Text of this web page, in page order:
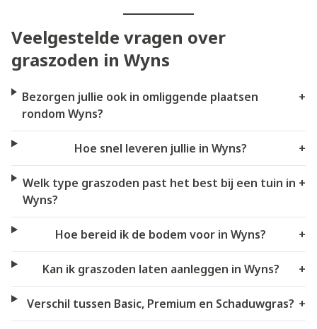
Veelgestelde vragen over
graszoden in Wyns
Bezorgen jullie ook in omliggende plaatsen
rondom Wyns?
+
Hoe snel leveren jullie in Wyns? +
Welk type graszoden past het best bij een tuin in
Wyns?
+
Hoe bereid ik de bodem voor in Wyns? +
Kan ik graszoden laten aanleggen in Wyns? +
Verschil tussen Basic, Premium en Schaduwgras? +